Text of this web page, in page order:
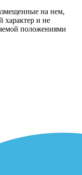
на нем,
характер и не
положениями